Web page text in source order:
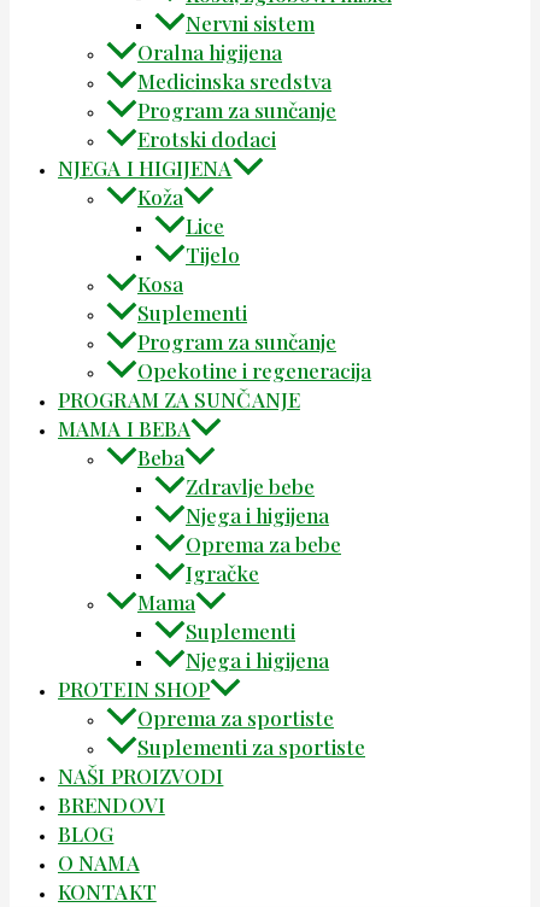
Nervni sistem
Oralna higijena
Medicinska sredstva
Program za sunčanje
Erotski dodaci
NJEGA I HIGIJENA
Koža
Lice
Tijelo
Kosa
Suplementi
Program za sunčanje
Opekotine i regeneracija
PROGRAM ZA SUNČANJE
MAMA I BEBA
Beba
Zdravlje bebe
Njega i higijena
Oprema za bebe
Igračke
Mama
Suplementi
Njega i higijena
PROTEIN SHOP
Oprema za sportiste
Suplementi za sportiste
NAŠI PROIZVODI
BRENDOVI
BLOG
O NAMA
KONTAKT